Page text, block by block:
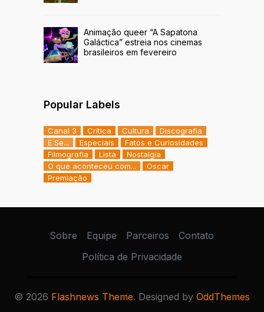
Animação queer “A Sapatona
Galáctica” estreia nos cinemas
brasileiros em fevereiro
Popular Labels
Canal 3 Crítica Cultura
Discografia
E Se...
Especiais
Fatos e Curiosidades
Filmografia
Lista
Nostalgia
O que aconteceu com...
Oscar
Premiação
Sobre Equipe Parceiros
Contato
Política de Privacidade
© 2026 Flashnews Theme. Designed by OddThemes